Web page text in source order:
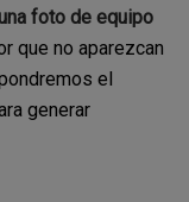
foto de equipo
que no aparezcan
el
generar